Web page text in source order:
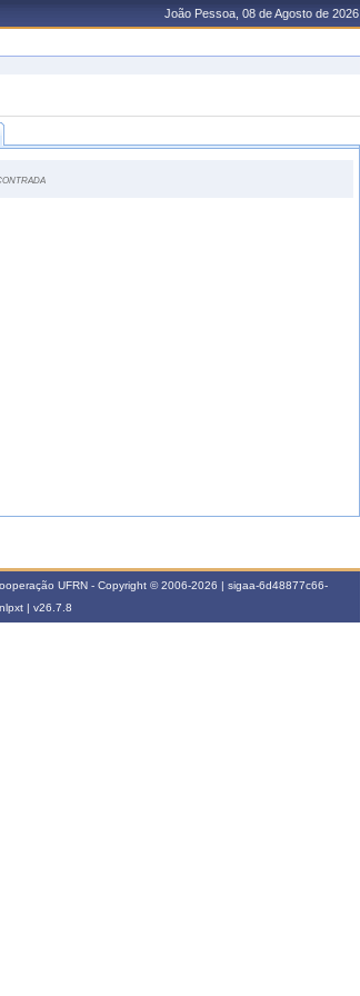
João Pessoa, 08 de Agosto de 2026
UFRN - Copyright © 2006-2026 | sigaa-6d48877c66-
| v26.7.8